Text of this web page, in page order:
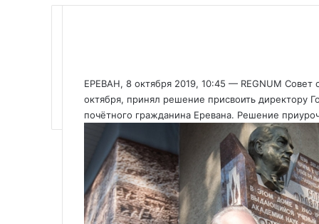
a
c
e
K
o
n
e
d
n
o
s
s
n
i
h
a
t
p
e
l
e
a
m
i
b
e
о
д
е
т
ь
с
я
п
ЕРЕВАН, 8 октября 2019, 10:45 — REGNUM Совет
октября, принял решение присвоить директору
почётного гражданина Еревана. Решение